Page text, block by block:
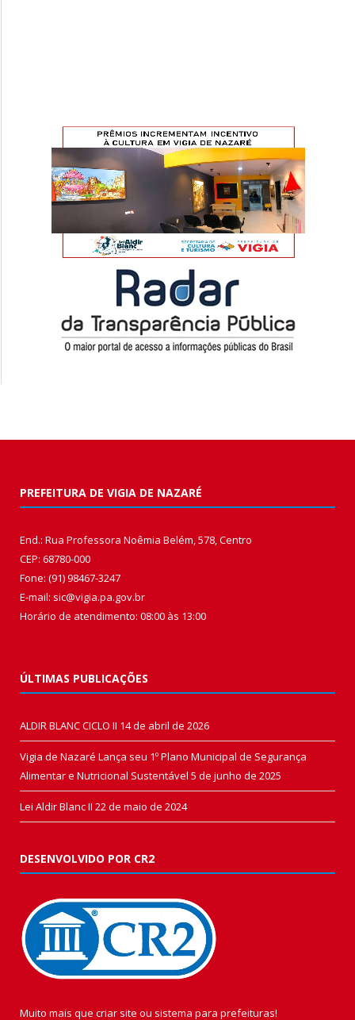
PREFEITURA DE VIGIA DE NAZARÉ
End.: Rua Professora Noêmia Belém, 578, Centro
CEP: 68780-000
Fone: (91) 98467-3247
E-mail: sic@vigia.pa.gov.br
Horário de atendimento: 08:00 às 13:00
ÚLTIMAS PUBLICAÇÕES
ALDIR BLANC CICLO II 14 de abril de 2026
Vigia de Nazaré Lança seu 1º Plano Municipal de Segurança
Alimentar e Nutricional Sustentável 5 de junho de 2025
Lei Aldir Blanc II 22 de maio de 2024
DESENVOLVIDO POR CR2
Muito mais que criar site ou sistema para prefeituras!